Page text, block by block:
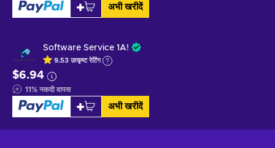
अभी खरीदें
Software Service 1A!
9.53 उत्कृष्टरेटिंग
$6.94
11% नकदी वापस
अभी खरीदें